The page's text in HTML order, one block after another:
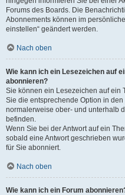
Forums des Boards. Die
Abonnements können im
einstellen“ geändert werden.
Nach oben
Wie kann ich ein Lesezeichen auf
abonnieren?
Sie können ein Lesezeichen auf ein
Sie die entsprechende Option in
normalerweise ober- und unterhalb
befinden.
Wenn Sie bei der Antwort auf ein
sobald eine Antwort geschrieben
für Sie abonniert.
Nach oben
Wie kann ich ein Forum